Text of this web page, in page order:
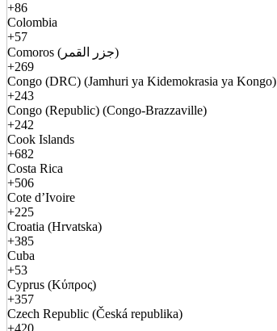
+86
Colombia
+57
Comoros (جزر القمر)
+269
Congo (DRC) (Jamhuri ya Kidemokrasia ya Kongo)
+243
Congo (Republic) (Congo-Brazzaville)
+242
Cook Islands
+682
Costa Rica
+506
Cote d’Ivoire
+225
Croatia (Hrvatska)
+385
Cuba
+53
Cyprus (Κύπρος)
+357
Czech Republic (Česká republika)